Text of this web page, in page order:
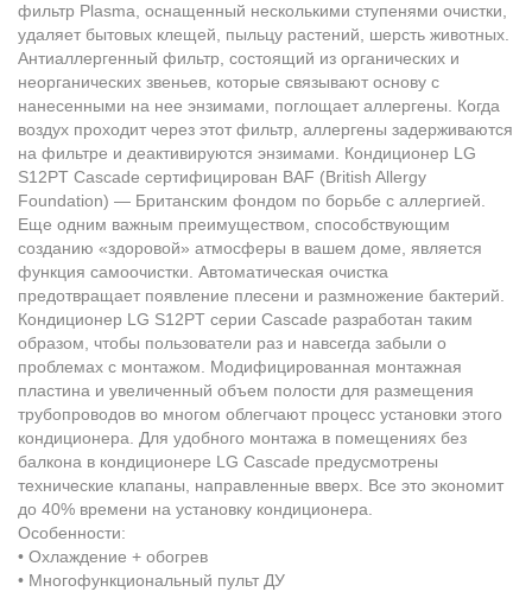
фильтр Plasma, оснащенный несколькими ступенями очистки,
удаляет бытовых клещей, пыльцу растений, шерсть животных.
Антиаллергенный фильтр, состоящий из органических и
неорганических звеньев, которые связывают основу с
нанесенными на нее энзимами, поглощает аллергены. Когда
воздух проходит через этот фильтр, аллергены задерживаются
на фильтре и деактивируются энзимами. Кондиционер LG
S12PT Cascade сертифицирован BAF (British Allergy
Foundation) — Британским фондом по борьбе с аллергией.
Еще одним важным преимуществом, способствующим
созданию «здоровой» атмосферы в вашем доме, является
функция самоочистки. Автоматическая очистка
предотвращает появление плесени и размножение бактерий.
Кондиционер LG S12PT серии Cascade разработан таким
образом, чтобы пользователи раз и навсегда забыли о
проблемах с монтажом. Модифицированная монтажная
пластина и увеличенный объем полости для размещения
трубопроводов во многом облегчают процесс установки этого
кондиционера. Для удобного монтажа в помещениях без
балкона в кондиционере LG Cascade предусмотрены
технические клапаны, направленные вверх. Все это экономит
до 40% времени на установку кондиционера.
Особенности:
• Охлаждение + обогрев
• Многофункциональный пульт ДУ